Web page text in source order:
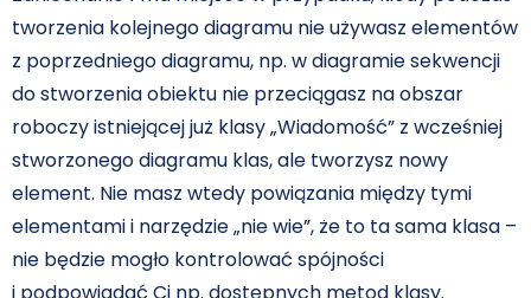
tworzenia kolejnego diagramu nie używasz elementów
z poprzedniego diagramu, np. w diagramie sekwencji
do stworzenia obiektu nie przeciągasz na obszar
roboczy istniejącej już klasy „Wiadomość” z wcześniej
stworzonego diagramu klas, ale tworzysz nowy
element. Nie masz wtedy powiązania między tymi
elementami i narzędzie „nie wie”, że to ta sama klasa –
nie będzie mogło kontrolować spójności
i podpowiadać Ci np. dostępnych metod klasy.